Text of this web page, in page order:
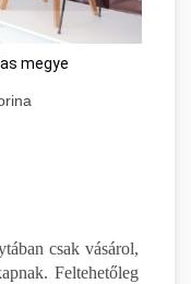
megye
csak vásárol,
Feltehetőleg